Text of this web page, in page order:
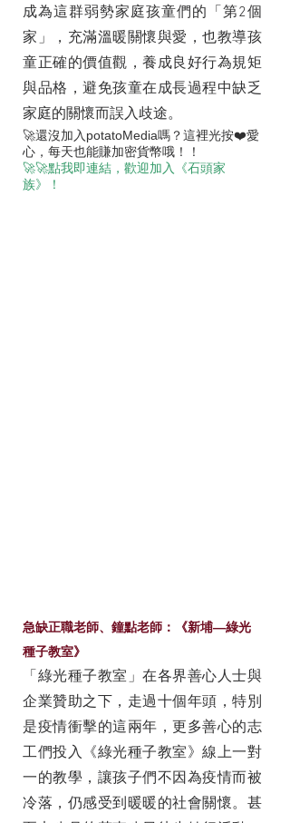
成為這群弱勢家庭孩童們的「第2個
家」，充滿溫暖關懷與愛，也教導孩
童正確的價值觀，養成良好行為規矩
與品格，避免孩童在成長過程中缺乏
家庭的關懷而誤入歧途。
🚀還沒加入potatoMedia嗎？這裡光按❤️愛
心，每天也能賺加密貨幣哦！！
🚀🚀點我即連結，歡迎加入《石頭家
族》！
急缺正職老師、鐘點老師：《新埔—綠光
種子教室》
「綠光種子教室」在各界善心人士與
企業贊助之下，走過十個年頭，特別
是疫情衝擊的這兩年，更多善心的志
工們投入《綠光種子教室》線上一對
一的教學，讓孩子們不因為疫情而被
冷落，仍感受到暖暖的社會關懷。甚